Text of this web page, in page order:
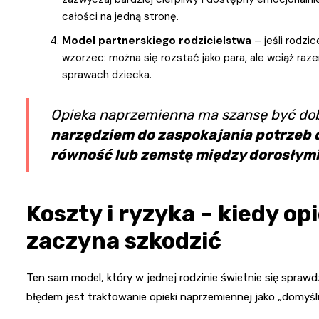
całości na jedną stronę.
Model partnerskiego rodzicielstwa – jeśli
wzorzec: można się rozstać jako para, ale wciąż
sprawach dziecka.
Opieka naprzemienna ma szansę być
narzędziem do zaspokajania potrzeb
równość lub zemstę między dorosłymi
Koszty i ryzyka – kiedy
zaczyna szkodzić
Ten sam model, który w jednej rodzinie świetnie się
błędem jest traktowanie opieki naprzemiennej jako